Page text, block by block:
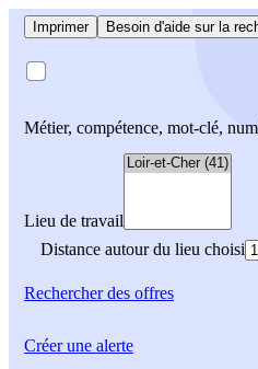
Imprimer Besoin d'aide sur la
Métier, compétence, mot-clé,
Lieu de travail
Distance autour du lieu choisi
Rechercherdes offres
Créer une alerte